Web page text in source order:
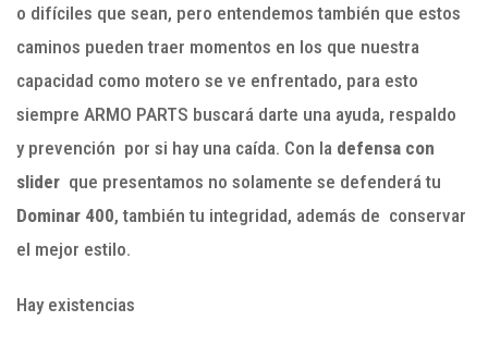
o difíciles que sean, pero entendemos también que estos
caminos pueden traer momentos en los que nuestra
capacidad como motero se ve enfrentado, para esto
siempre ARMO PARTS buscará darte una ayuda, respaldo
y prevención por si hay una caída. Con la defensa con
slider que presentamos no solamente se defenderá tu
Dominar 400, también tu integridad, además de conservar
el mejor estilo.
Hay existencias